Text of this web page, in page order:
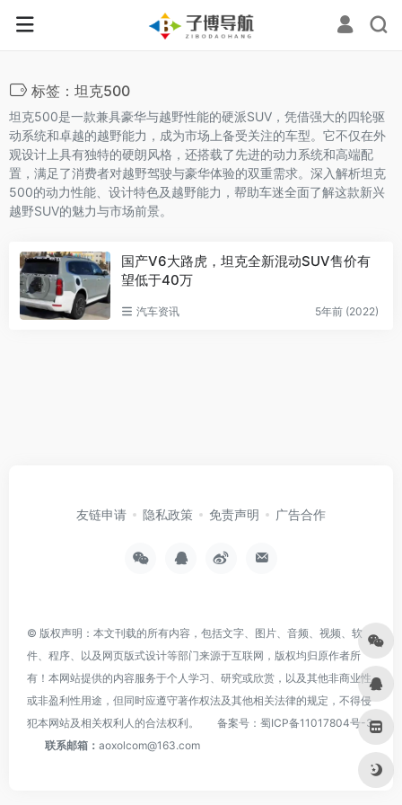
标签：坦克500
坦克500是一款兼具豪华与越野性能的硬派SUV，凭借强大的四轮驱
动系统和卓越的越野能力，成为市场上备受关注的车型。它不仅在外
观设计上具有独特的硬朗风格，还搭载了先进的动力系统和高端配
置，满足了消费者对越野驾驶与豪华体验的双重需求。深入解析坦克
500的动力性能、设计特色及越野能力，帮助车迷全面了解这款新兴
越野SUV的魅力与市场前景。
国产V6大路虎，坦克全新混动SUV售价有
望低于40万
汽车资讯 5年前 (2022)
友链申请 隐私政策 免责声明 广告合作
© 版权声明：本文刊载的所有内容，包括文字、图片、音频、视频、软
件、程序、以及网页版式设计等部门来源于互联网，版权均归原作者所
有！本网站提供的内容服务于个人学习、研究或欣赏，以及其他非商业性
或非盈利性用途，但同时应遵守著作权法及其他相关法律的规定，不得侵
犯本网站及相关权利人的合法权利。
备案号： 蜀ICP备11017804号-3
联系邮箱： aoxolcom@163.com